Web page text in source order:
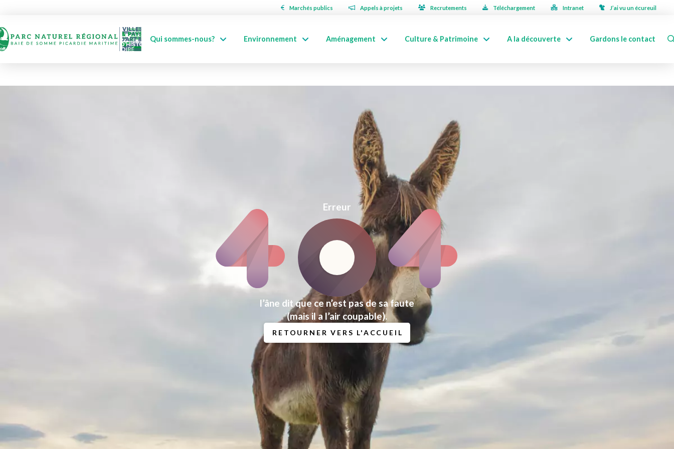
Marchés publics Appels à projets Recrutements Téléchargement Intranet J’ai vu un écureuil
Qui sommes-nous? Environnement Aménagement Culture & Patrimoine A la découverte Gardons le contact
Erreur
l’âne dit que ce n’est pas de sa faute
(mais il a l’air coupable).
RETOURNER VERS L'ACCUEIL